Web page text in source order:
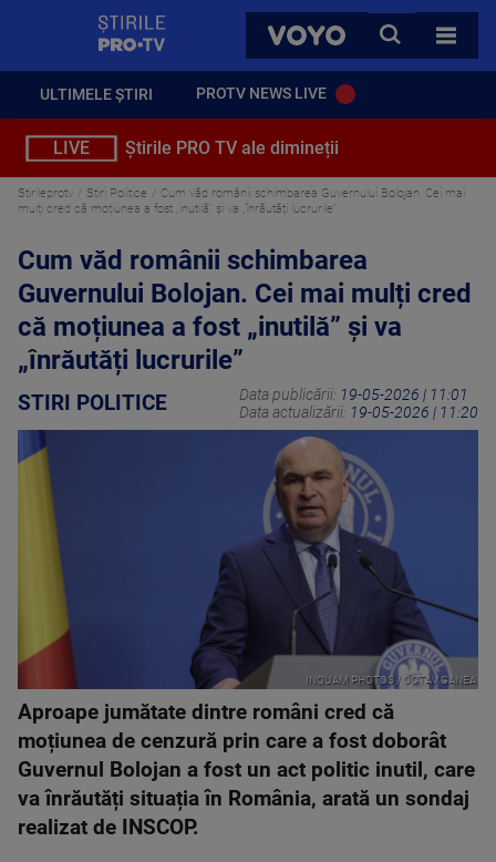
VOYO
CAUTA
TOATE
ULTIMELE ȘTIRI PROTV NEWS LIVE
LIVE Știrile PRO TV ale dimineții
Stirileprotv Stiri Politice
Cum văd românii schimbarea Guvernului Bolojan. Cei mai
mulți cred că moțiunea a fost „inutilă” și va „înrăutăți lucrurile”
Cum văd românii schimbarea
Guvernului Bolojan. Cei mai mulți cred
că moțiunea a fost „inutilă” și va
„înrăutăți lucrurile”
STIRI POLITICE Data publicării: 19-05-2026 | 11:01
Data actualizării: 19-05-2026 | 11:20
INQUAM PHOTOS / OCTAV GANEA
Aproape jumătate dintre români cred că
moțiunea de cenzură prin care a fost doborât
Guvernul Bolojan a fost un act politic inutil, care
va înrăutăți situația în România, arată un sondaj
realizat de INSCOP.